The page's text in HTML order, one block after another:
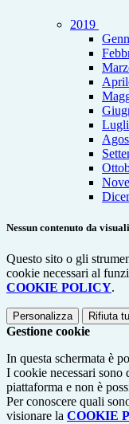
2019
Nessun contenuto da
Questo sito o gli
cookie necessari al
COOKIE POLICY.
Personalizza Rifiuta
Gestione cookie
In questa schermata è
I cookie necessari
piattaforma e non è
Per conoscere quali
visionare la COOKIE